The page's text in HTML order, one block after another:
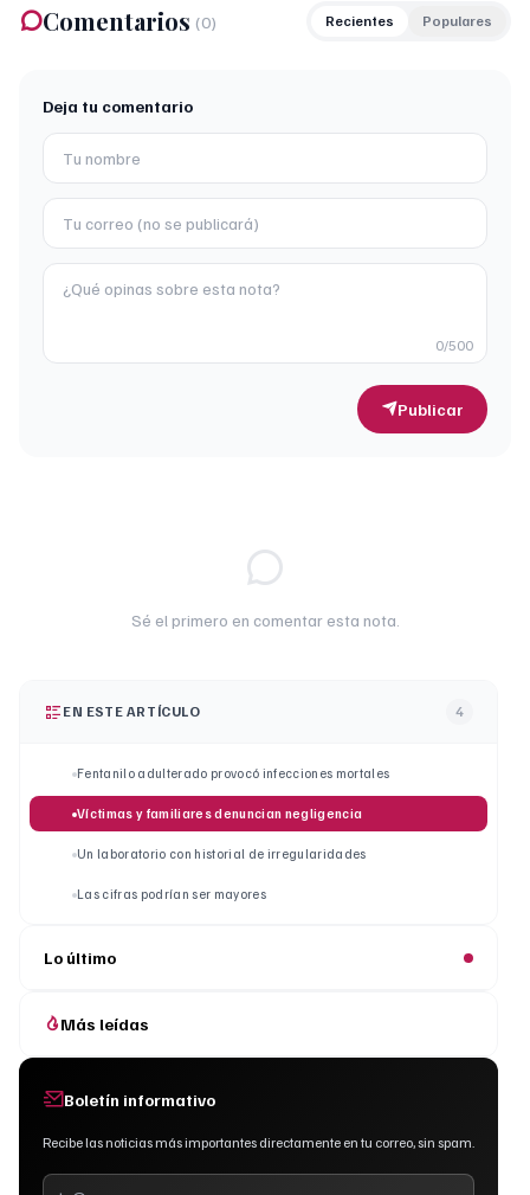
Comentarios (0) Recientes Populares
Deja tu comentario
0/500
Publicar
Sé el primero en comentar esta nota.
EN ESTE ARTÍCULO 4
Fentanilo adulterado provocó infecciones mortales
Víctimas y familiares denuncian negligencia
Un laboratorio con historial de irregularidades
Las cifras podrían ser mayores
Lo último
Más leídas
Boletín informativo
Recibe las noticias más importantes directamente en tu correo, sin spam.